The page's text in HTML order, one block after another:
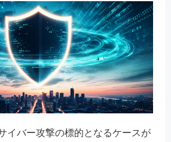
イバー攻撃の標的となるケースが